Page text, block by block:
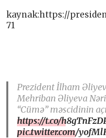
kaynak:https://
71
Prezident İlham
Mehriban Əliyeva
“Cümə” məscidinin
https://t.co/
pic.twitter.com/